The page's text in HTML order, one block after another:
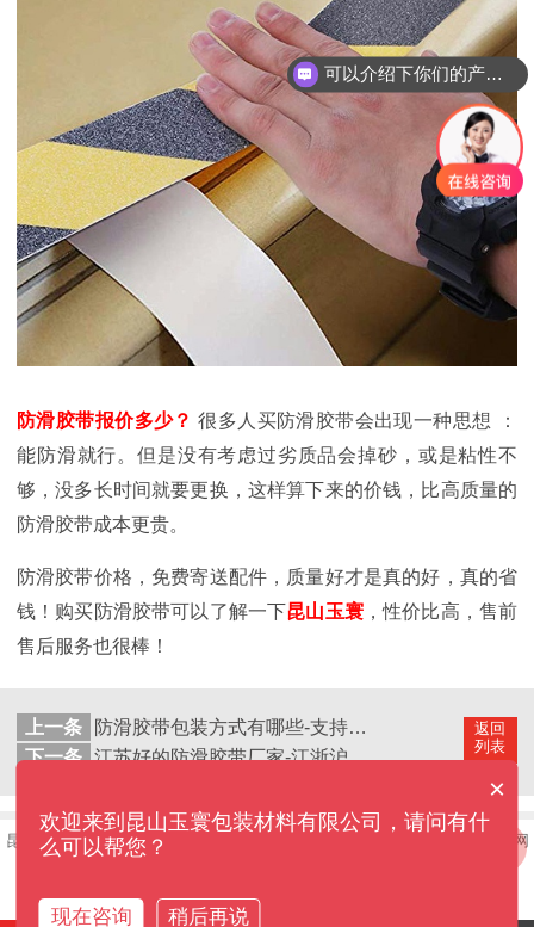
防滑胶带报价多少？ 很多人买防滑胶带会出现一种思想
：
能防滑就行。但是没有考虑过劣质品会掉砂，或是粘性不
够，没多长时间就要更换，这样算下来的价钱，比高质量的
防滑胶带成本更贵。
防滑胶带价格，免费寄送配件，质量好才是真的好，真的省
钱！购买防滑胶带可以了解一下昆山玉寰，性价比高，售前
售后服务也很棒！
返回
列表
上一条
防滑胶带包装方式有哪些-支持定制各种包装【昆山玉寰】
下一条
江苏好的防滑胶带厂家-江浙沪地区快速发货【昆山玉寰】
昆山玉寰包装材料有限公司——用心做好每一卷胶带©版权所有
网
公司地址：江苏省昆山市千灯镇淞南西路1号原创业型基地11号厂房
可以介绍下你们的产品么？
×
欢迎来到昆山玉寰包装材料有限公司，请问有什
么可以帮您？
现在咨询 稍后再说